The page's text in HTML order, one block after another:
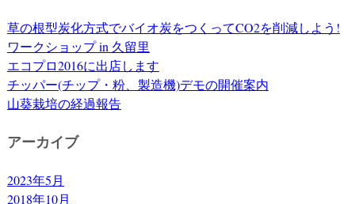
草の根型炭化方式でバイオ炭をつくってCO2を削減しよう!
ワークショップ in 久留里
エコプロ2016に出店します
チッパー(チップ・粉、製造機)デモの開催案内
山葵栽培の経過報告
アーカイブ
2023年5月
2018年10月